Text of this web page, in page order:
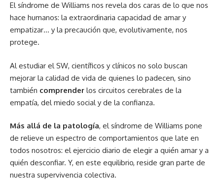
Elsíndrome de Williams nos revela dos caras de lo que nos
hace humanos: la extraordinaria capacidad de amar y
empatizar… y la precaución que, evolutivamente, nos
protege.
Al estudiar el SW, científicos y clínicos no solo buscan
mejorar la calidad de vida de quienes lo padecen, sino
también comprender los circuitos cerebrales de la
empatía, del miedo social y de la confianza.
Más allá de la patología, el síndrome de Williams pone
de relieve un espectro de comportamientos que late en
todos nosotros: el ejercicio diario de elegir a quién amar y a
quién desconfiar. Y, en este equilibrio, reside gran parte de
nuestra supervivencia colectiva.